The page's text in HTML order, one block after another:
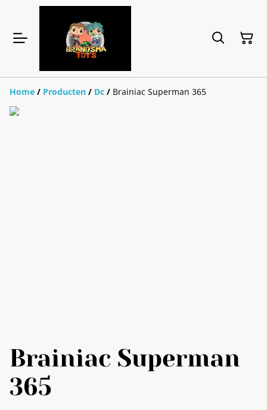
Home / Producten / Dc / Brainiac Superman 365
Brainiac Superman
365